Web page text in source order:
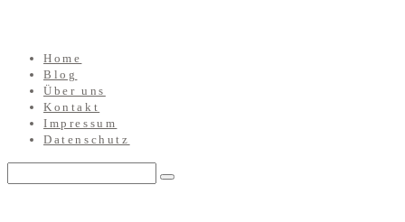
Home
Blog
Über uns
Kontakt
Impressum
Datenschutz